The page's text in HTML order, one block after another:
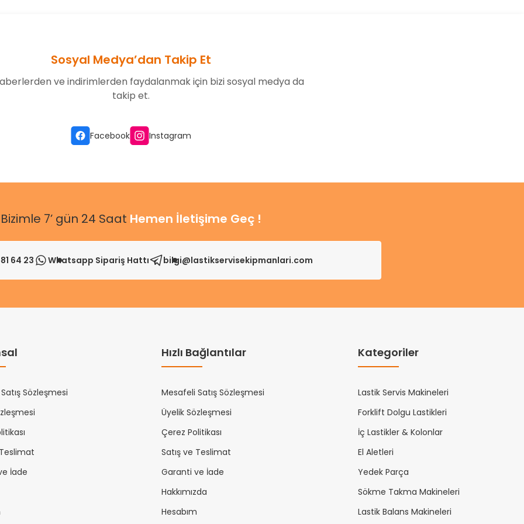
Gönder
Sosyal Medya’dan Takip Et
ve indirimlerden faydalanmak için bizi sosyal medya da
takip et.
Facebook Instagram
Bizimle 7’ gün 24 Saat Hemen İletişime Geç !
64 23 Whatsapp Sipariş Hattı bilgi@lastikservisekipmanlari.com
Sözleşmesi
İade
Hızlı Bağlantılar
Mesafeli Satış Sözleşmesi
Üyelik Sözleşmesi
Çerez Politikası
Satış ve Teslimat
Garanti ve İade
Hakkımızda
Hesabım
Kategoriler
Lastik Servis Makineleri
Forklift Dolgu Lastikleri
İç Lastikler & Kolonlar
El Aletleri
Yedek Parça
Sökme Takma Makineleri
Lastik Balans Makineleri